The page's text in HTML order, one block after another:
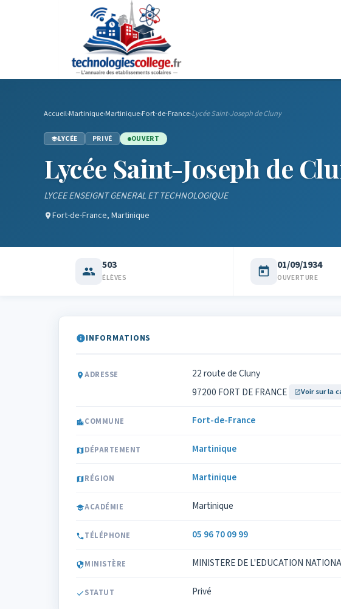
Accueil›Martinique›Martinique›Fort-de-France›Lycée Saint-Joseph de Cluny
LYCÉE PRIVÉ OUVERT
Lycée Saint-Joseph de
LYCEE ENSEIGNT GENERAL ET TECHNOLOGIQUE
Fort-de-France, Martinique
503
ÉLÈVES
01/09/1934
OUVERTURE
INFORMATIONS
ADRESSE
22 route de Cluny
97200 FORT DE FRANCE
Voir sur la
COMMUNE Fort-de-France
DÉPARTEMENT Martinique
RÉGION Martinique
ACADÉMIE Martinique
TÉLÉPHONE 05 96 70 09 99
MINISTÈRE MINISTERE DE L'EDUCATION
STATUT Privé